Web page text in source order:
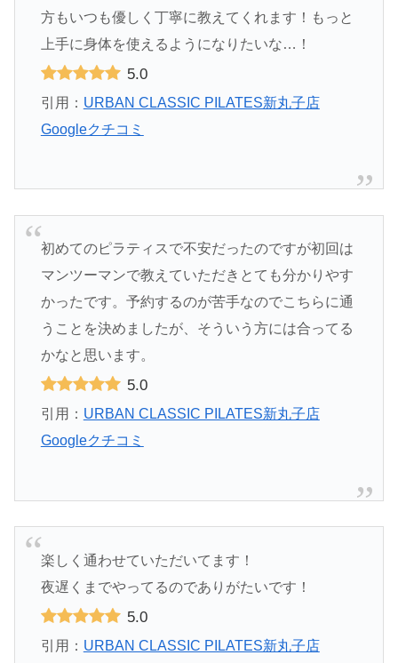
方もいつも優しく丁寧に教えてくれます！もっと
上手に身体を使えるようになりたいな…！
5.0
引用： URBAN CLASSIC PILATES新丸子店
Googleクチコミ
初めてのピラティスで不安だったのですが初回は
マンツーマンで教えていただきとても分かりやす
かったです。予約するのが苦手なのでこちらに通
うことを決めましたが、そういう方には合ってる
かなと思います。
5.0
引用： URBAN CLASSIC PILATES新丸子店
Googleクチコミ
楽しく通わせていただいてます！
夜遅くまでやってるのでありがたいです！
5.0
引用： URBAN CLASSIC PILATES新丸子店